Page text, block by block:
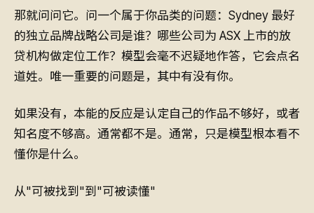
那就问问它。问一个属于你品类的问题：Sydney 最好
的独立品牌战略公司是谁？哪些公司为 ASX 上市的放
贷机构做定位工作？模型会毫不迟疑地作答，它会点名
道姓。唯一重要的问题是，其中有没有你。
如果没有，本能的反应是认定自己的作品不够好，或者
知名度不够高。通常都不是。通常，只是模型根本看不
懂你是什么。
从"可被找到"到"可被读懂"